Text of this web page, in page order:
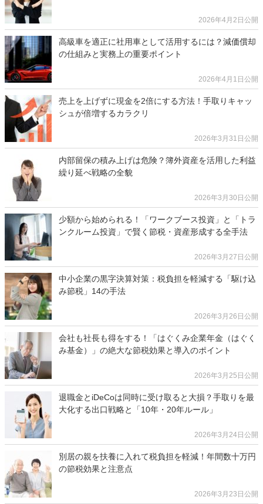
2026年4月2日公開
高級車を適正に社用車として活用するには？減価償却
の仕組みと実務上の重要ポイント
2026年4月1日公開
売上を上げずに現金を2倍にする方法！手取りキャッ
シュが倍増するカラクリ
2026年3月31日公開
内部留保の積み上げは危険？簿外資産を活用した利益
繰り延べ戦略の全貌
2026年3月30日公開
少額から始められる！「ワークブース投資」と「トラ
ンクルーム投資」で賢く節税・資産形成する全手法
2026年3月27日公開
中小企業の黒字決算対策：税負担を軽減する「駆け込
み節税」14の手法
2026年3月26日公開
会社も社長も得をする！「はぐくみ企業年金（はぐく
み基金）」の絶大な節税効果と導入のポイント
2026年3月25日公開
退職金とiDeCoは同時に受け取ると大損？手取りを最
大化する出口戦略と「10年・20年ルール」
2026年3月24日公開
別居の親を扶養に入れて税負担を軽減！年間数十万円
の節税効果と注意点
2026年3月23日公開